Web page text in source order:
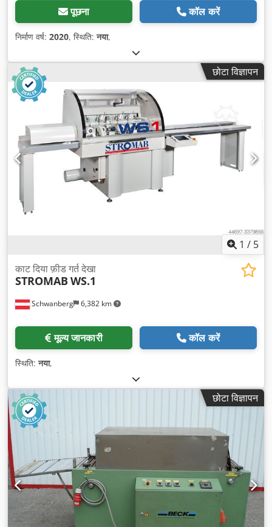
पूछना कॉल करें
निर्माण वर्ष: 2020, स्थिति:नया,
छोटा विज्ञापन
1 / 5
Schwanberg 6,382 km
काट दिया फ़ीड गर्त देखा
STROMAB WS.1
मूल्य जानकारी कॉल करें
स्थिति:नया,
छोटा विज्ञापन